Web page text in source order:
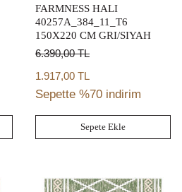
FARMNESS HALI
40257A_384_11_T6
150X220 CM GRI/SIYAH
6.390,00TL
1.917,00 TL
Sepette %70 indirim
Sepete Ekle